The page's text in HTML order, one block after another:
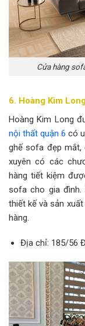
Cửa hàng
6. Hoàng Kim
Hoàng Kim Long
nội thất quận 6 có
ghế sofa đẹp mắt,
xuyên có các
hàng tiết kiệm
sofa cho gia đình.
thiết kế và sản
hàng.
Địa chỉ: 185/56